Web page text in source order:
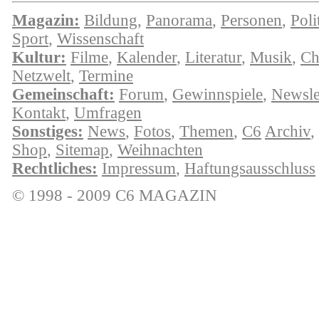
Magazin: Bildung, Panorama, Personen,
Sport, Wissenschaft
Kultur: Filme, Kalender, Literatur, Musik,
Netzwelt, Termine
Gemeinschaft: Forum, Gewinnspiele,
Kontakt, Umfragen
Sonstiges: News, Fotos, Themen, C6 Archiv,
Shop, Sitemap, Weihnachten
Rechtliches: Impressum, Haftungsausschluss
© 1998 - 2009 C6 MAGAZIN